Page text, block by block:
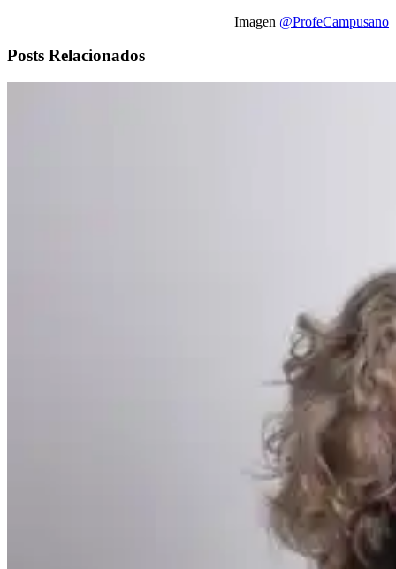
Imagen @ProfeCampusano
Posts Relacionados